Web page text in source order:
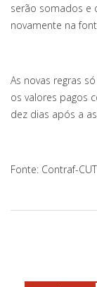
serão somados e
novamente na
As novas regras
os valores pagos
dez dias após a
Fonte: Contraf-CUT